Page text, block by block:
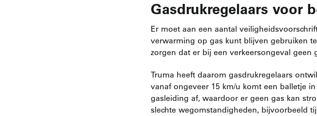
Gasdrukregelaars voor
Er moet aan een aantal
verwarming op gas kunt blijven gebruiken
zorgen dat er bij een verkeersongeval
Truma heeft daarom gasdrukregelaars
vanaf ongeveer 15 km/u komt een balletje
gasleiding af, waardoor er geen gas kan
slechte wegomstandigheden, bijvoorbeeld